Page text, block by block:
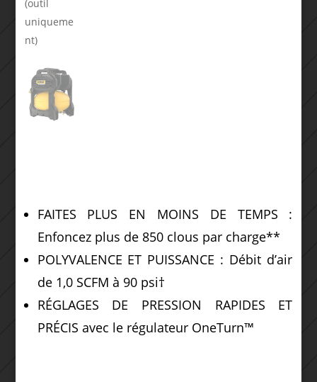
FAITES PLUS EN MOINS DE TEMPS :
Enfoncez plus de 850 clous par charge**
POLYVALENCE ET PUISSANCE : Débit d’air
de 1,0 SCFM à 90 psi†
RÉGLAGES DE PRESSION RAPIDES ET
PRÉCIS avec le régulateur OneTurn™